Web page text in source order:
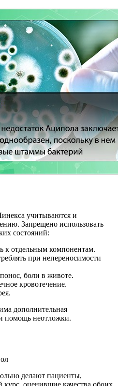
учитываются и
Запрещено использовать
состояний:
к отдельным компонентам.
при непереносимости
боли в животе.
кровотечение.
дополнительная
помощь неотложки.
делают пациенты,
оценившие качества обоих